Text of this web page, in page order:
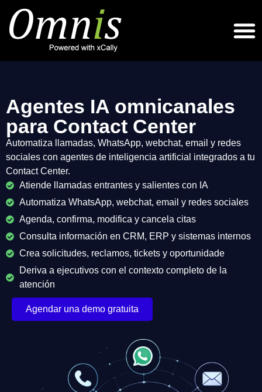
Agentes IA omnicanales
para Contact Center
Automatiza llamadas, WhatsApp, webchat, email y redes
sociales con agentes de inteligencia artificial integrados a tu
Contact Center.
Atiende llamadas entrantes y salientes con IA
Automatiza WhatsApp, webchat, email y redes sociales
Agenda, confirma, modifica y cancela citas
Consulta información en CRM, ERP y sistemas internos
Crea solicitudes, reclamos, tickets y oportunidade
Deriva a ejecutivos con el contexto completo de la
atención
Agendar una demo gratuita